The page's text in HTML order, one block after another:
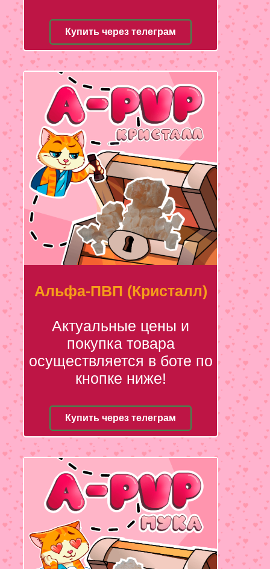
Купить через телеграм
Альфа-ПВП (Кристалл)
Актуальные цены и
покупка товара
осуществляется в боте по
кнопке ниже!
Купить через телеграм